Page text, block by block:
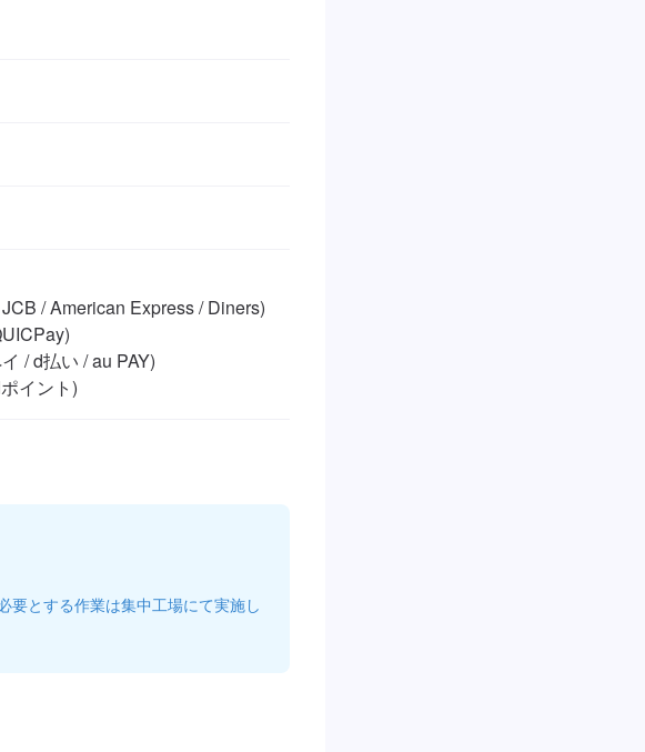
/ American Express / Diners)
/ d払い / au PAY)
イント)
要とする作業は集中工場にて実施し